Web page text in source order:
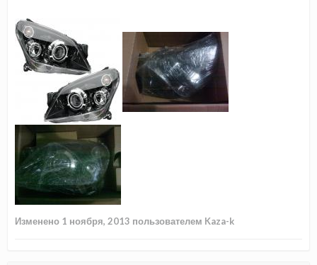
Изменено 1 ноября, 2013 пользователем Kaza-k